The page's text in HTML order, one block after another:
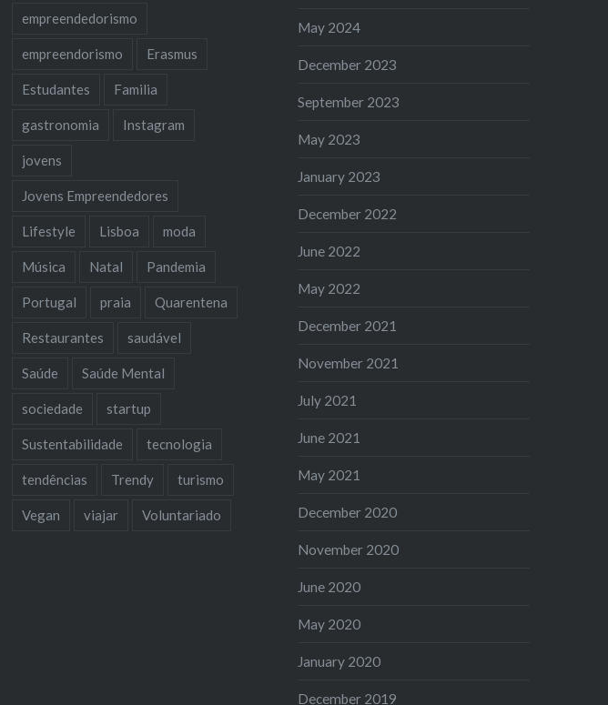
empreendedorismo
empreendorismo Erasmus
Estudantes Familia
gastronomia Instagram
jovens
Jovens Empreendedores
Lifestyle Lisboa moda
Música Natal Pandemia
Portugal praia Quarentena
Restaurantes saudável
Saúde Saúde Mental
sociedade startup
Sustentabilidade tecnologia
tendências Trendy turismo
Vegan viajar Voluntariado
May 2024
December 2023
September 2023
May 2023
January 2023
December 2022
June 2022
May 2022
December 2021
November 2021
July 2021
June 2021
May 2021
December 2020
November 2020
June 2020
May 2020
January 2020
December 2019